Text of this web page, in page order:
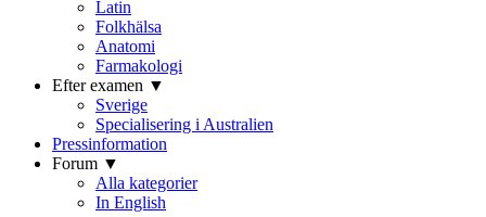
Latin
Folkhälsa
Anatomi
Farmakologi
Efter examen ▼
Sverige
Specialisering i Australien
Pressinformation
Forum ▼
Alla kategorier
In English